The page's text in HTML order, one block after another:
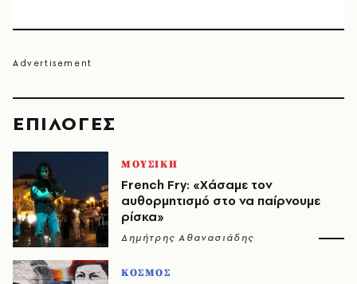
EΠΙΛΟΓΈΣ
ΜΟΥΣΙΚΗ
French Fry: «Χάσαμε τον
αυθορμητισμό στο να παίρνουμε
ρίσκα»
Δημήτρης Αθανασιάδης
ΚΟΣΜΟΣ